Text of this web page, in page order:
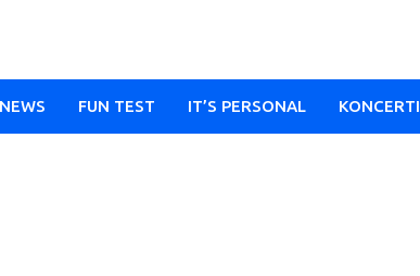
FUN TEST IT’S PERSONAL KONCERTI